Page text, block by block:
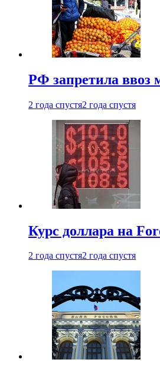
РФ запретила ввоз
2 года спустя2 года спустя
Курс доллара на
2 года спустя2 года спустя